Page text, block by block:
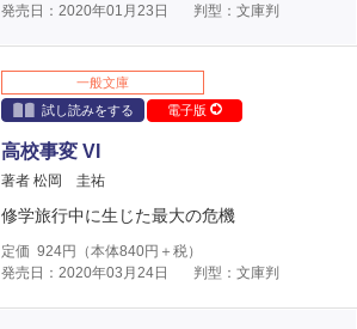
発売日：2020年01月23日
判型：文庫判
一般文庫
試し読みをする
電子版
高校事変 VI
著者 松岡 圭祐
修学旅行中に生じた最大の危機
定価 924円（本体840円＋税）
発売日：2020年03月24日
判型：文庫判